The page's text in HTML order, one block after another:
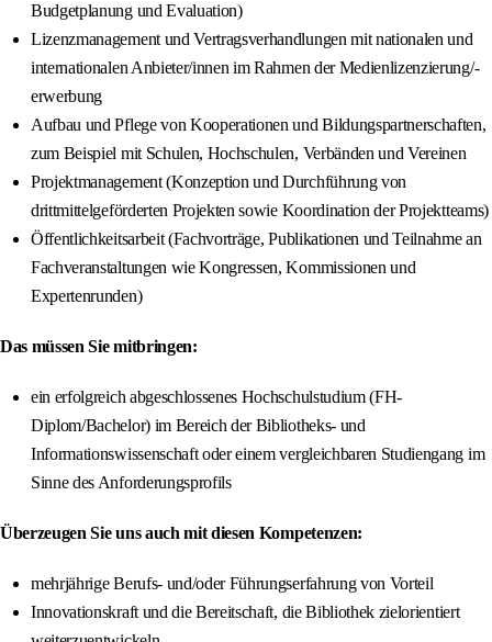
Budgetplanung und Evaluation)
Lizenzmanagement und Vertragsverhandlungen mit nationalen und
internationalen Anbieter/innen im Rahmen der Medienlizenzierung/-
erwerbung
Aufbau und Pflege von Kooperationen und Bildungspartnerschaften,
zum Beispiel mit Schulen, Hochschulen, Verbänden und Vereinen
Projektmanagement (Konzeption und Durchführung von
drittmittelgeförderten Projekten sowie Koordination der Projektteams)
Öffentlichkeitsarbeit (Fachvorträge, Publikationen und Teilnahme an
Fachveranstaltungen wie Kongressen, Kommissionen und
Expertenrunden)
Das müssen Sie mitbringen:
ein erfolgreich abgeschlossenes Hochschulstudium (FH-
Diplom/Bachelor) im Bereich der Bibliotheks- und
Informationswissenschaft oder einem vergleichbaren Studiengang im
Sinne des Anforderungsprofils
Überzeugen Sie uns auch mit diesen Kompetenzen:
mehrjährige Berufs- und/oder Führungserfahrung von Vorteil
Innovationskraft und die Bereitschaft, die Bibliothek zielorientiert